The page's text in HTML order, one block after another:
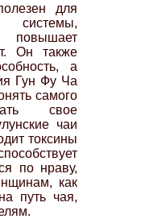
для
повышает
Он также
а
Гун Фу Ча
самого
свое
чаи
токсины
по нраву,
как
путь чая,